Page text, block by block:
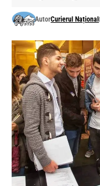
AutorCurierul Național